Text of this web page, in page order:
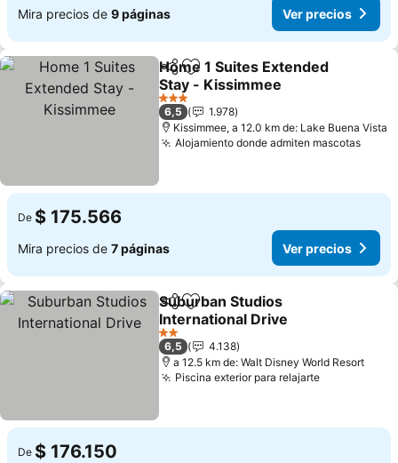
Mira precios de 9 páginas Ver precios
CompartirAgregar a favoritos
Home 1 Suites Extended
Stay - Kissimmee
Ver precios
3 Estrellas
6,5
1.978
Kissimmee, a 12.0 km de: Lake Buena Vista
Alojamiento donde admiten mascotasVer
De $ 175.566
Mira precios de 7 páginas Ver precios
CompartirAgregar a favoritos
Suburban Studios
International Drive
Ver precios
2 Estrellas
6,5
4.138
a 12.5 km de: Walt Disney World Resort
Piscina exterior para relajarteVer precios
De $ 176.150